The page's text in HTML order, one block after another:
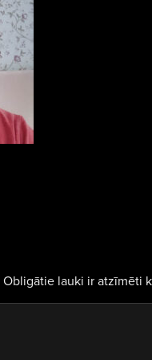
Obligātie lauki ir atzīmēti